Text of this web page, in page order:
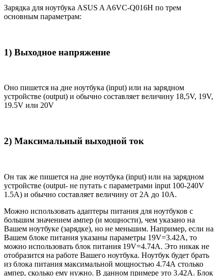
Зарядка для ноутбука ASUS A A6VC-Q016H по трем
основным параметрам:
1) Выходное напряжение
Оно пишется на дне ноутбука (input) или на зарядном
устройстве (output) и обычно составляет величину 18,5V, 19V,
19.5V или 20V
2) Максимальный выходной ток
Он так же пишется на дне ноутбука (input) или на зарядном
устройстве (output- не путать с параметрами input 100-240V
1.5A) и обычно составляет величину от 2А до 10A.
Можно использовать адаптеры питания для ноутбуков с
большим значением ампер (и мощности), чем указано на
Вашем ноутбуке (зарядке), но не меньшим. Например, если на
Вашем блоке питания указаны параметры 19V=3.42A, то
можно использовать блок питания 19V=4.74A. Это никак не
отобразится на работе Вашего ноутбука. Ноутбук будет брать
из блока питания максимальной мощностью 4.74А столько
ампер, сколько ему нужно. В данном примере это 3.42А. Блок